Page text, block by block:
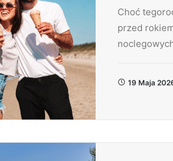
Choć
przed
19 Maja